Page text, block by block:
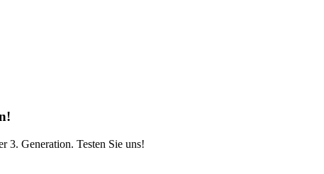
3. Generation. Testen Sie uns!